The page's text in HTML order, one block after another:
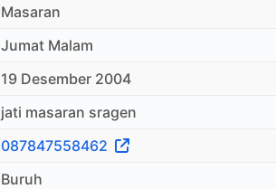
Masaran
Jumat Malam
19 Desember 2004
jati masaran sragen
087847558462
Buruh